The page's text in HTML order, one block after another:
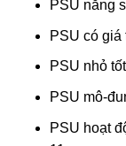
PSU năng
PSU có giá
PSU nhỏ
PSU mô-
PSU hoạt